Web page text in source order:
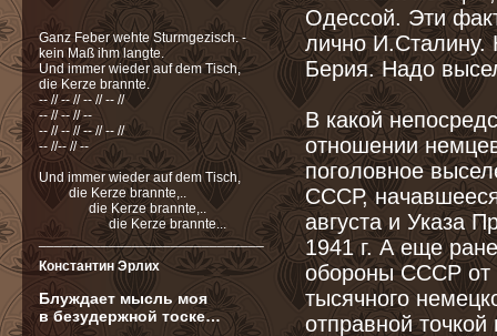
Одессой. Эти
лично И.Сталину.
Берия. Надо
В какой
отношении
поголовное
СССР,
августа и Указа
1941 г. А еще
обороны СССР от
тысячного
отправной
Ganz Feber wehte Sturmgezisch. -
kein Maß ihm langte.
Und immer wieder auf dem Tisch,
die Kerze brannte.
-- // -- // -- // -- //
-- // -- // --
-- // -- // -- // -- //
-- //-- // --
Und immer wieder auf dem Tisch,
die Kerze brannte,..
die Kerze brannte,..
die Kerze brannte...
_____________________________
Константин Эрлих
Блуждает мысль моя
в безудержной тоске…